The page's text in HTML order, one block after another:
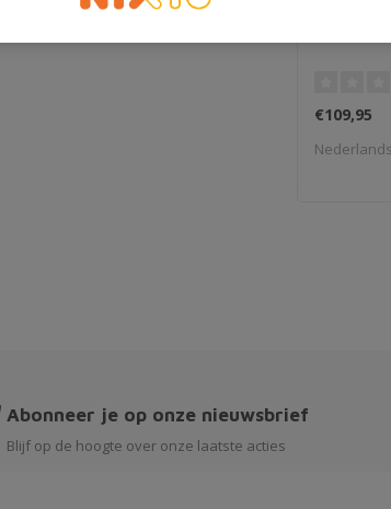
€109,95
Abonneer je op onze nieuwsbrief
Blijf op de hoogte over onze laatste acties